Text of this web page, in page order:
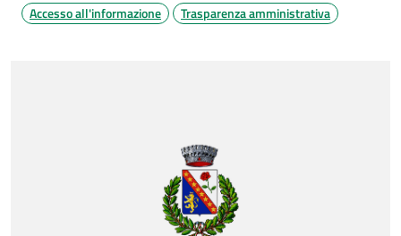
Accesso all'informazione Trasparenza amministrativa